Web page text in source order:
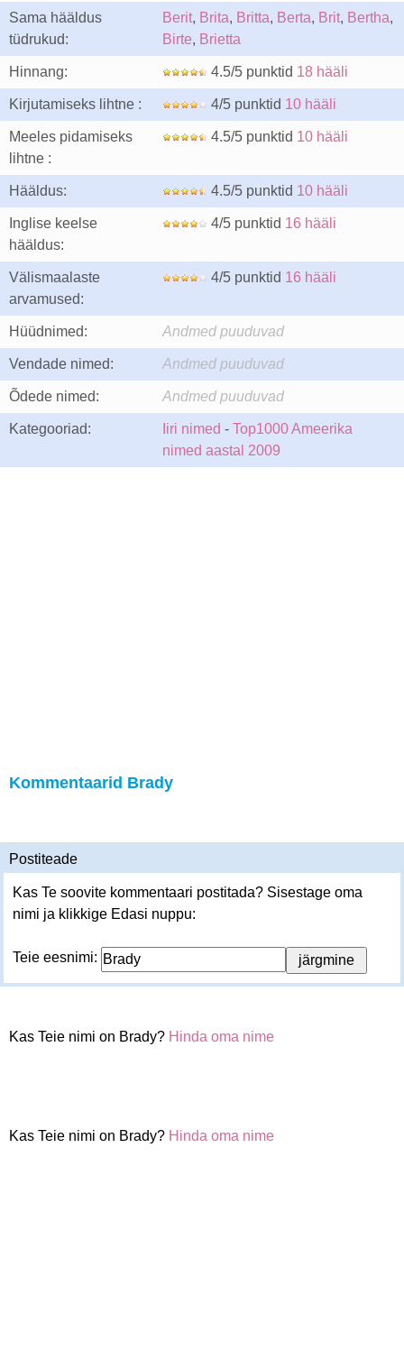
Sama hääldus
tüdrukud:
Berit, Brita, Britta, Berta, Brit, Bertha,
Birte, Brietta
Hinnang: 4.5/5 punktid 18 hääli
Kirjutamiseks lihtne : 4/5 punktid 10 hääli
Meeles pidamiseks
lihtne :
4.5/5 punktid 10 hääli
Hääldus: 4.5/5 punktid 10 hääli
Inglise keelse
hääldus:
4/5 punktid 16 hääli
Välismaalaste
arvamused:
4/5 punktid 16 hääli
Hüüdnimed: Andmed puuduvad
Vendade nimed: Andmed puuduvad
Õdede nimed: Andmed puuduvad
Kategooriad: Iiri nimed - Top1000 Ameerika
nimed aastal 2009
Kommentaarid Brady
Postiteade
Kas Te soovite kommentaari postitada? Sisestage oma
nimi ja klikkige Edasi nuppu:
Teie eesnimi:
Kas Teie nimi on Brady? Hinda oma nime
Kas Teie nimi on Brady? Hinda oma nime